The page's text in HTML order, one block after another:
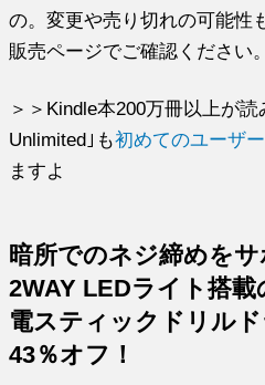
の。変更や売り切れの可能性
販売ページでご確認ください。
＞＞Kindle本200万冊以上が
Unlimited｣も初めてのユーザ
ますよ
暗所でのネジ締めを
2WAY LEDライト搭
電スティックドリル
43％オフ！